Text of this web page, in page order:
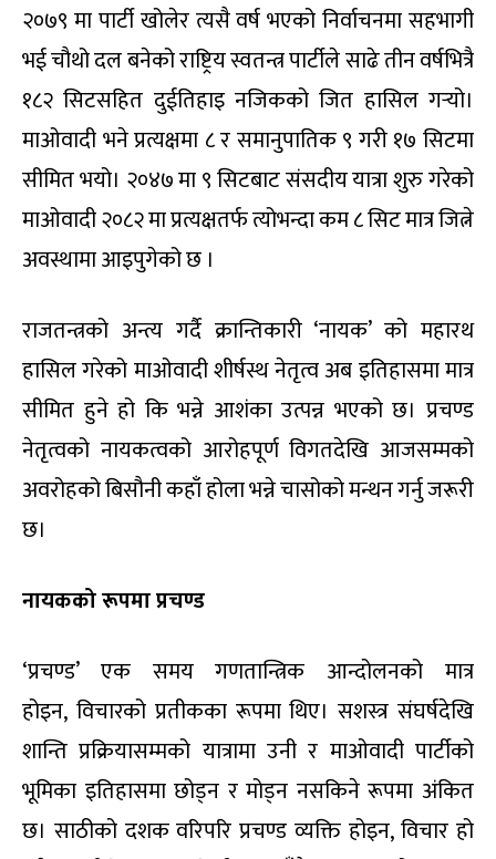
२०७९ मा पार्टी खोलेर त्यसै वर्ष भएको निर्वाचनमा सहभागी
भई चौथो दल बनेको राष्ट्रिय स्वतन्त्र पार्टीले साढे तीन वर्षभित्रै
१८२ सिटसहित दुईतिहाइ नजिकको जित हासिल गर्‍यो।
माओवादी भने प्रत्यक्षमा ८ र समानुपातिक ९ गरी १७ सिटमा
सीमित भयो। २०४७ मा ९ सिटबाट संसदीय यात्रा शुरु गरेको
माओवादी २०८२ मा प्रत्यक्षतर्फ त्योभन्दा कम ८ सिट मात्र जित्ने
अवस्थामा आइपुगेको छ ।
राजतन्त्रको अन्त्य गर्दै क्रान्तिकारी ‘नायक’ को महारथ
हासिल गरेको माओवादी शीर्षस्थ नेतृत्व अब इतिहासमा मात्र
सीमित हुने हो कि भन्ने आशंका उत्पन्न भएको छ। प्रचण्ड
नेतृत्वको नायकत्वको आरोहपूर्ण विगतदेखि आजसम्मको
अवरोहको बिसौनी कहाँ होला भन्ने चासोको मन्थन गर्नु जरूरी
छ।
नायकको रूपमा प्रचण्ड
‘प्रचण्ड’ एक समय गणतान्त्रिक आन्दोलनको मात्र
होइन, विचारको प्रतीकका रूपमा थिए। सशस्त्र संघर्षदेखि
शान्ति प्रक्रियासम्मको यात्रामा उनी र माओवादी पार्टीको
भूमिका इतिहासमा छोड्न र मोड्न नसकिने रूपमा अंकित
छ। साठीको दशक वरिपरि प्रचण्ड व्यक्ति होइन,विचार हो